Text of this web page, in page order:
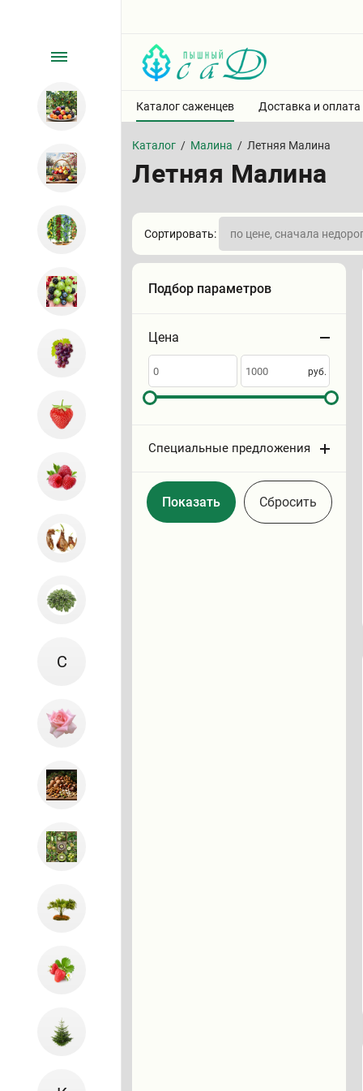
С
Каталог саженцев Доставка и оплата
Каталог / Малина / Летняя Малина
Летняя Малина
Сортировать:
Подбор параметров
Цена
Сортировать
по
руб.
Специальные предложения
Cбросить